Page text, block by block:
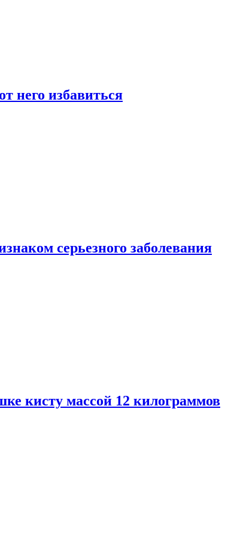
него избавиться
серьезного заболевания
кисту массой 12 килограммов